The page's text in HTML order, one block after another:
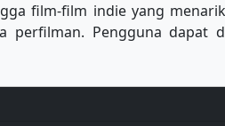
film-film indie yang
Pengguna dapat